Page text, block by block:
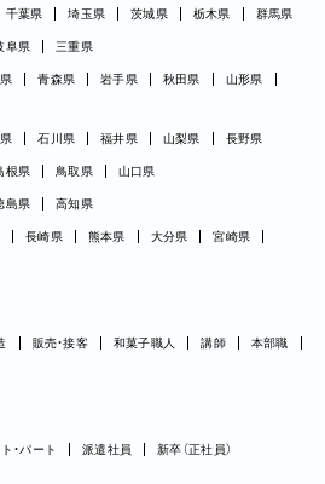
千葉県 埼玉県 茨城県 栃木県 群馬県
阜県 三重県
青森県 岩手県 秋田県
山形県
石川県 福井県 山梨県 長野県
根県 鳥取県 山口県
島県 高知県
長崎県 熊本県 大分県
宮崎県
販売・接客 和菓子職人 講師
本部職
・パート 派遣社員 新卒（正社員）